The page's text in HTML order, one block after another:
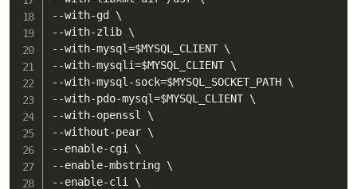
--with-gd \
--with-zlib \
--with-mysql=$MYSQL_CLIENT \
--with-mysqli=$MYSQL_CLIENT \
--with-mysql-sock=$MYSQL_SOCKET_PATH \
--with-pdo-mysql=$MYSQL_CLIENT \
--with-openssl \
--without-pear \
--enable-cgi \
--enable-mbstring \
--enable-cli \